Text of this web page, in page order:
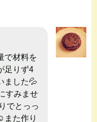
で材料を
足りず4
ました💦
すみませ
でとっっ
また作り